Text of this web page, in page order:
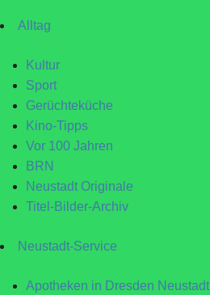
Alltag
Kultur
Sport
Gerüchteküche
Kino-Tipps
Vor 100 Jahren
BRN
Neustadt Originale
Titel-Bilder-Archiv
Neustadt-Service
Apotheken in Dresden Neustadt